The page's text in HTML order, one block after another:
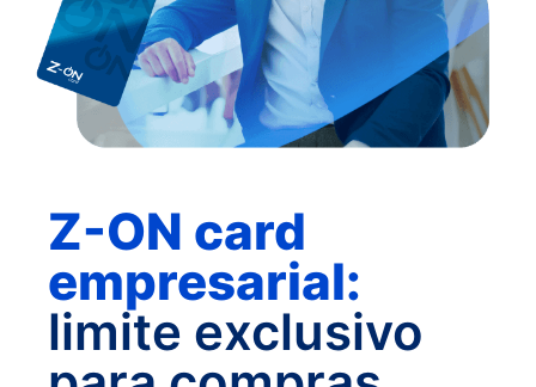
Z-ON card
empresarial:
limite exclusivo